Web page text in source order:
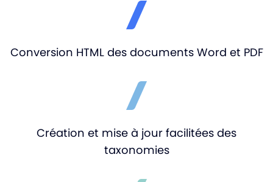
Conversion HTML des documents Word et PDF
Création et mise à jour facilitées des
taxonomies